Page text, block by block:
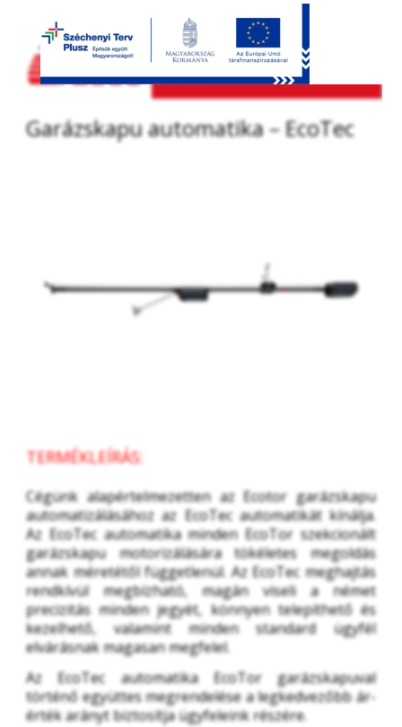
Garázskapu automatika – EcoTec
TERMÉKLEÍRÁS:
Cégünk alapértelmezetten az Ecotor garázskapu
automatizálásához az EcoTec automatikát kínálja.
Az EcoTec automatika minden EcoTor szekcionált
garázskapu motorizálására tökéletes megoldás
annak méretétől függetlenül. Az EcoTec meghajtás
rendkívül megbízható, magán viseli a német
precizitás minden jegyét, könnyen telepíthető és
kezelhető, valamint minden standard ügyfél
elvárásnak magasan megfelel.
Az EcoTec automatika EcoTor garázskapuval
történő együttes megrendelése a legkedvezőbb ár-
érték arányt biztosítja ügyfeleink részére.